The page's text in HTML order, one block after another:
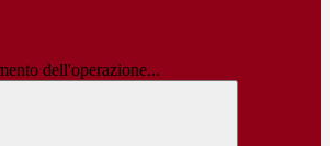
dell'operazione...